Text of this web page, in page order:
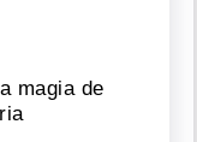
magia de